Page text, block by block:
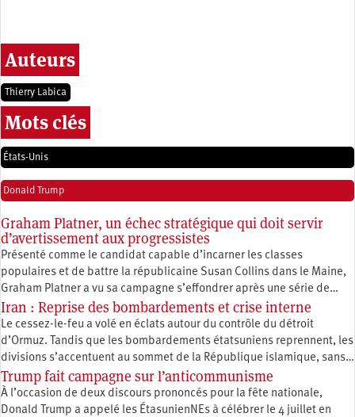
Auteurs
Thierry Labica
Mots clés
États-Unis
Donald Trump
Graham Platner, un échec stratégique qui doit servir
d’avertissement aux progressistes
Présenté comme le candidat capable d’incarner les classes
populaires et de battre la républicaine Susan Collins dans le Maine,
Graham Platner a vu sa campagne s’effondrer après une série de…
Iran : Reprise des bombardements et crise interne
Le cessez-le-feu a volé en éclats autour du contrôle du détroit
d’Ormuz. Tandis que les bombardements étatsuniens reprennent, les
divisions s’accentuent au sommet de la République islamique, sans…
Trump fait campagne sur l’anticommunisme
À l’occasion de deux discours prononcés pour la fête nationale,
Donald Trump a appelé les ÉtasunienNEs à célébrer le 4 juillet en